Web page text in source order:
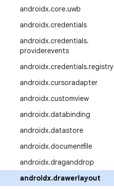
androidx.core.uwb
androidx.credentials
androidx.credentials.
providerevents
androidx.credentials.registry
androidx.cursoradapter
androidx.customview
androidx.databinding
androidx.datastore
androidx.documentfile
androidx.draganddrop
androidx.drawerlayout